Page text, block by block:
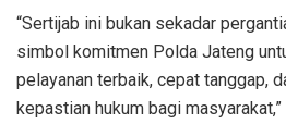
“Sertijab ini bukan sekadar
simbol komitmen Polda Jateng
pelayanan terbaik, cepat tanggap,
kepastian hukum bagi